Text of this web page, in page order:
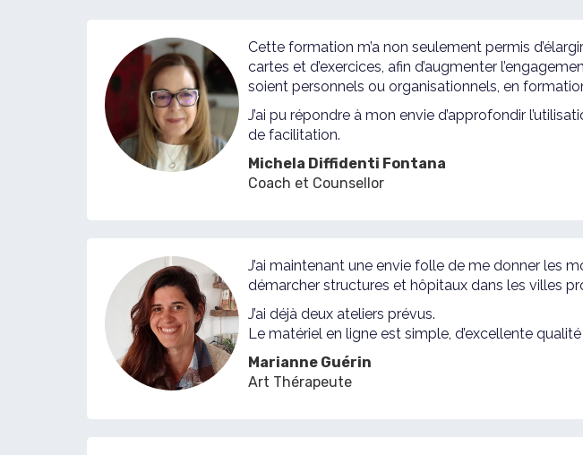
Cette formation m’a non seulement permis
cartes et d’exercices, afin d’augmenter
soient personnels ou organisationnels, en
J’ai pu répondre à mon envie d’approfondir
de facilitation.
Michela Diffidenti Fontana
Coach et Counsellor
J’ai maintenant une envie folle de me donner les
démarcher structures et hôpitaux dans les villes
J’ai déjà deux ateliers prévus.
Le matériel en ligne est simple, d’excellente
Marianne Guérin
Art Thérapeute